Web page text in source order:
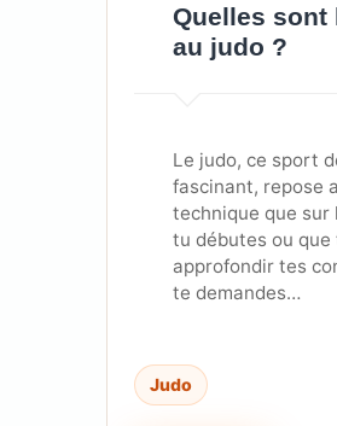
Quelles sont
au judo ?
Le judo, ce sport
fascinant, repose
technique que sur
tu débutes ou que
approfondir tes
te demandes…
Judo